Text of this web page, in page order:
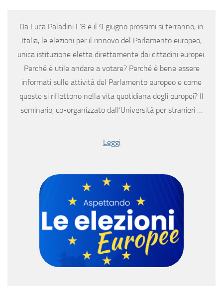
Da Luca Paladini L’8 e il 9 giugno prossimi si terranno, in
Italia, le elezioni per il rinnovo del Parlamento europeo,
unica istituzione eletta direttamente dai cittadini europei.
Perché è utile andare a votare? Perché è bene essere
informati sulle attività del Parlamento europeo e come
queste si riflettono nella vita quotidiana degli europei? Il
seminario, co-organizzato dall’Università per stranieri …
Leggi